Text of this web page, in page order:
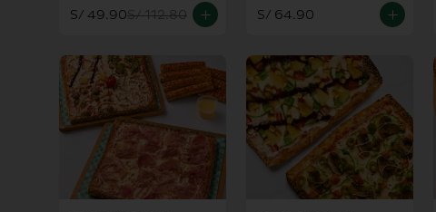
S/ 49.90S/ 112.80 S/ 64.90